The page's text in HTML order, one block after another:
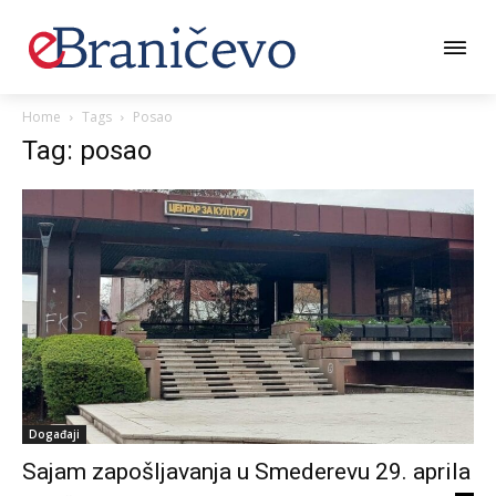
Home Tags Posao
Tag: posao
Događaji
Sajam zapošljavanja u Smederevu 29. aprila